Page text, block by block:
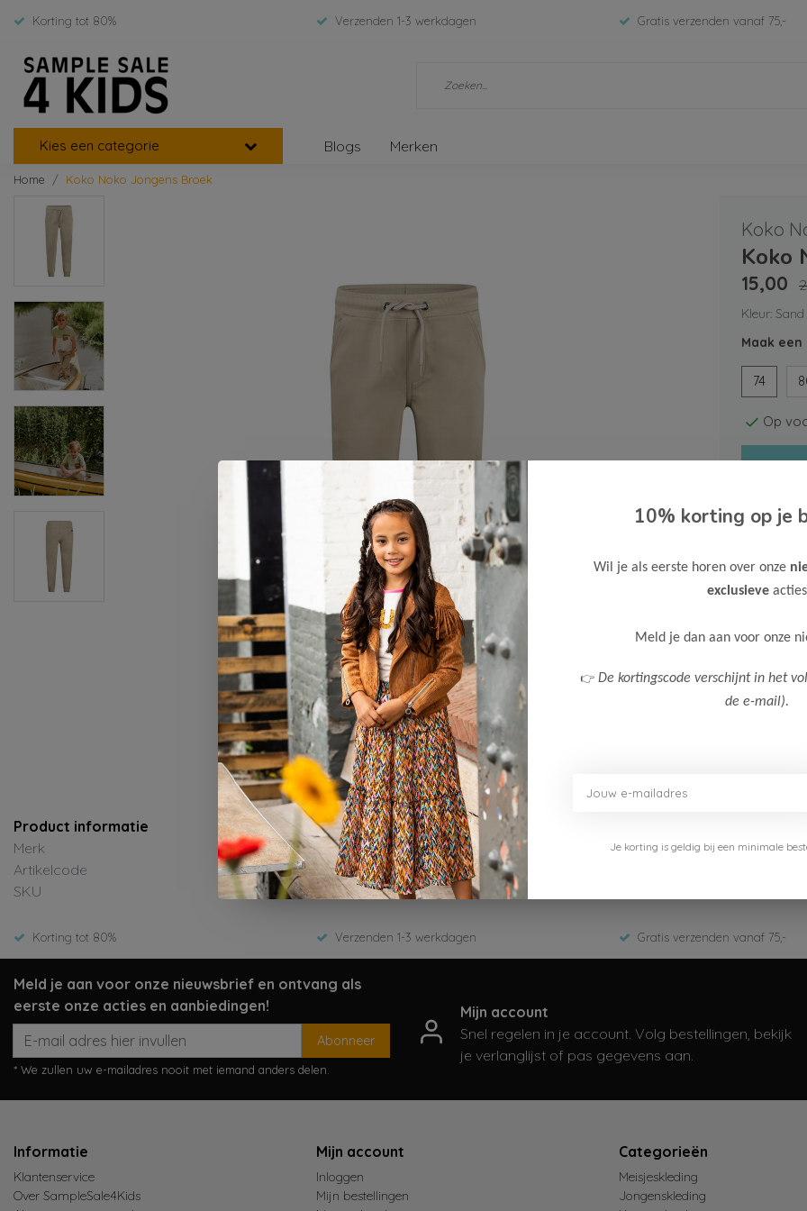
Korting tot 80% Verzenden 1-3 werkdagen Gratis verzenden vanaf 75,-
Kies een categorie Blogs Merken
Home Koko Noko Jongens Broek
Koko
Koko
15,00
Kleur:
Maak een
74
Op
Gratis
Meer
Product informatie
Merk
Koko Noko
Artikelcode
N58811-37-82-Sand
SKU
ED-Zomer 2026
Korting tot 80% Verzenden 1-3 werkdagen Gratis verzenden vanaf 75,-
Meld je aan voor onze nieuwsbrief en ontvang als
eerste onze acties en aanbiedingen!
Abonneer
* We zullen uw e-mailadres nooit met iemand anders delen.
Mijn account
Snel regelen in je account. Volg bestellingen, bekijk
je verlanglijst of pas gegevens aan.
Informatie
Klantenservice
Over SampleSale4Kids
Mijn account
Inloggen
Mijn bestellingen
Categorieën
Meisjeskleding
Jongenskleding
10% korting op je
Wil je als eerste horen over onze
exclusieve
Meld je dan aan voor onze
👉 De kortingscode verschijnt in het
de e-mail).
Je korting is geldig bij een minimale